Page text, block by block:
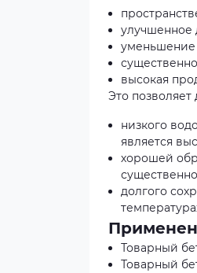
улучшенное
уменьшение
высокая
Это позволяет
низкого
является
хорошей
долгого
Товарный
Товарный